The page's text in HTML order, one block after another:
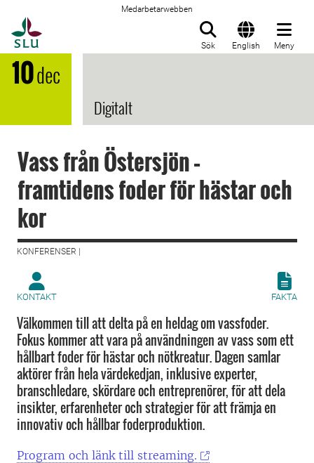
Medarbetarwebben
Sök English Meny
10dec
Digitalt
Vass från Östersjön –
framtidens foder för hästar och
kor
KONFERENSER |
KONTAKT FAKTA
Välkommen till att delta på en heldag om vassfoder.
Fokus kommer att vara på användningen av vass som ett
hållbart foder för hästar och nötkreatur. Dagen samlar
aktörer från hela värdekedjan, inklusive experter,
branschledare, skördare och entreprenörer, för att dela
insikter, erfarenheter och strategier för att främja en
innovativ och hållbar foderproduktion.
Program och länk till streaming.